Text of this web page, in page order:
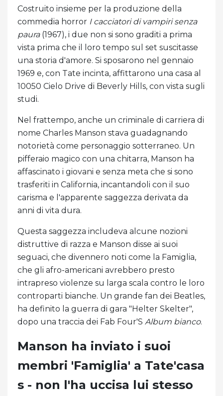
Costruito insieme per la produzione della
commedia horror I cacciatori di vampiri senza
paura(1967), i due non si sono graditi a prima
vista prima che il loro tempo sul set suscitasse
una storia d'amore. Si sposarono nel gennaio
1969 e, con Tate incinta, affittarono una casa al
10050 Cielo Drive di Beverly Hills, con vista sugli
studi.
Nel frattempo, anche un criminale di carriera di
nome Charles Manson stava guadagnando
notorietà come personaggio sotterraneo. Un
pifferaio magico con una chitarra, Manson ha
affascinato i giovani e senza meta che si sono
trasferiti in California, incantandoli con il suo
carisma e l'apparente saggezza derivata da
anni di vita dura.
Questa saggezza includeva alcune nozioni
distruttive di razza e Manson disse ai suoi
seguaci, che divennero noti come la Famiglia,
che gli afro-americani avrebbero presto
intrapreso violenze su larga scala contro le loro
controparti bianche. Un grande fan dei Beatles,
ha definito la guerra di gara "Helter Skelter",
dopo una traccia dei Fab Four'S Album bianco.
Manson ha inviato i suoi
membri 'Famiglia' a Tate'casa
s - non l'ha uccisa lui stesso